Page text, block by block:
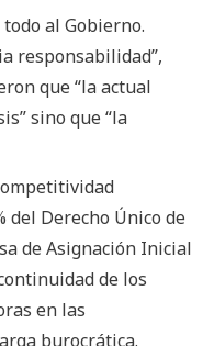
al Gobierno.
responsabilidad”,
que “la actual
sino que “la
del Derecho Único de
de Asignación Inicial
de los
en las
burocrática.